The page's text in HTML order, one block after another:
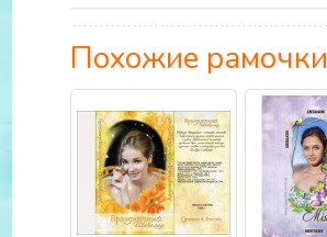
Похожие рамочки